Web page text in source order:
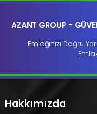
AZANT GROUP -
Emlağınızı Doğru
Hakkımızda